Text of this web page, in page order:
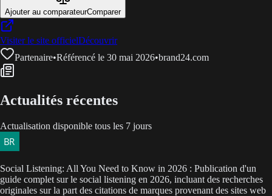
Ajouter au comparateurComparer
Visiter le site officielDécouvrir
Partenaire•Référencé le 30 mai 2026•brand24.com
Actualités récentes
Actualisation disponible tous les 7 jours
Social Listening: All You Need to Know in 2026 : Publication d'un
guide complet sur le social listening en 2026, incluant des recherches
originales sur la part des citations de marques provenant des sites web